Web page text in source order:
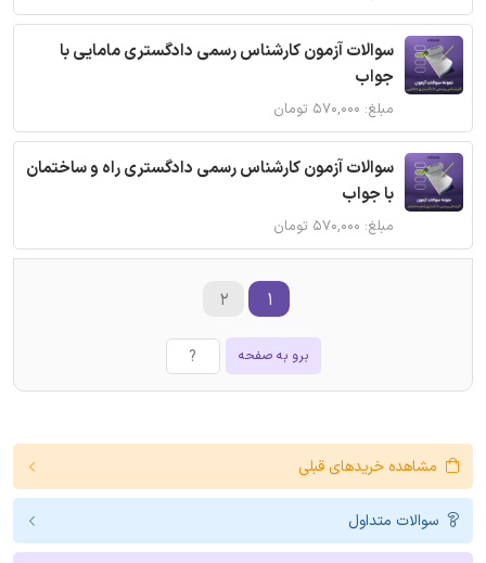
سوالات آزمون کارشناس رسمی دادگستری مامایی با
جواب
مبلغ: ۵۷۰,۰۰۰ تومان
سوالات آزمون کارشناس رسمی دادگستری راه و ساختمان
با جواب
مبلغ: ۵۷۰,۰۰۰ تومان
برو به صفحه
۱ ۲
مشاهده خریدهای قبلی
سوالات متداول